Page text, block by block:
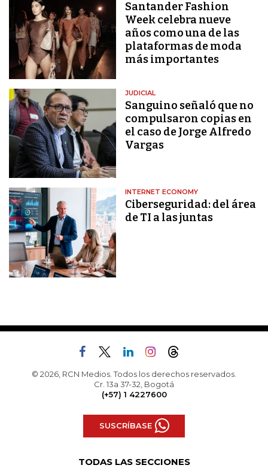
Santander Fashion
Week celebra nueve
años como una de las
plataformas de moda
más importantes
JUDICIAL
Sanguino señaló que no
compulsaron copias en
el caso de Jorge Alfredo
Vargas
INTERNET ECONOMY
Ciberseguridad: del área
de TI a las juntas
© 2026, RCN Medios. Todos los derechos reservados.
Cr. 13a 37-32, Bogotá
(+57) 1 4227600
SUSCRÍBASE
TODAS LAS SECCIONES